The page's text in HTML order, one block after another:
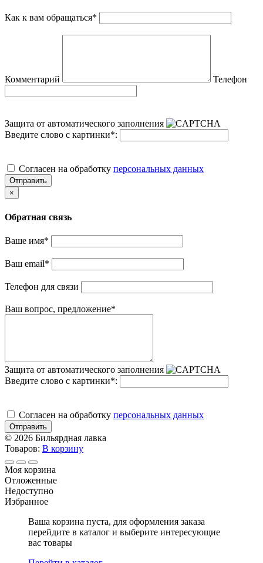
Как к вам обращаться*
Комментарий Телефон
Защита от автоматического заполнения
Введите слово с картинки*:
Cогласен на обработку персональных данных
Отправить
×
Обратная связь
Ваше имя*
Ваш email*
Телефон для связи
Ваш вопрос, предложение*
Защита от автоматического заполнения
Введите слово с картинки*:
Cогласен на обработку персональных данных
Отправить
© 2026 Бильярдная лавка
Товаров: В корзину
Моя корзина
Отложенные
Недоступно
Избранное
Ваша корзина пуста, для оформления заказа
перейдите в каталог и выберите интересующие
вас товары